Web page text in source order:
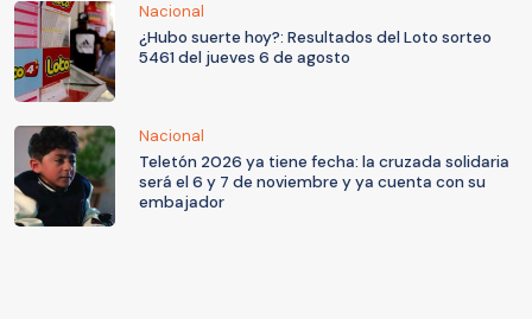
Nacional
¿Hubo suerte hoy?: Resultados del Loto sorteo
5461 del jueves 6 de agosto
Nacional
Teletón 2026 ya tiene fecha: la cruzada solidaria
será el 6 y 7 de noviembre y ya cuenta con su
embajador